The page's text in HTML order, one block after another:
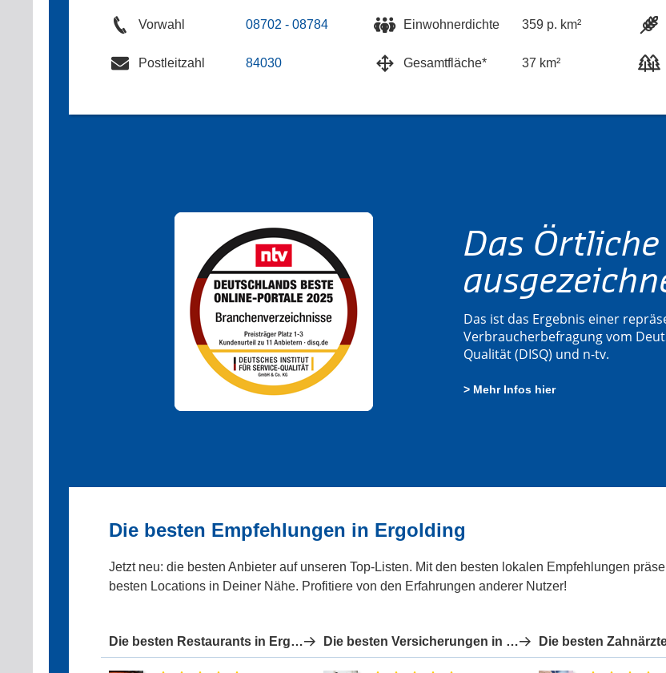
Vorwahl 08702 - 08784
Postleitzahl 84030
Einwohnerdichte 359 p. km²
Gesamtfläche* 37 km²
Das
Das ist das Ergebnis einer
Verbraucherbefragung vom
Qualität (DISQ) und n-tv.
> Mehr Infos hier
Die besten Empfehlungen in Ergolding
Jetzt neu: die besten Anbieter auf unseren Top-Listen. Mit den besten lokalen Empfehlungen
besten Locations in Deiner Nähe. Profitiere von den Erfahrungen anderer Nutzer!
Die besten Restaurants in Ergolding Die besten Versicherungen in Ergolding